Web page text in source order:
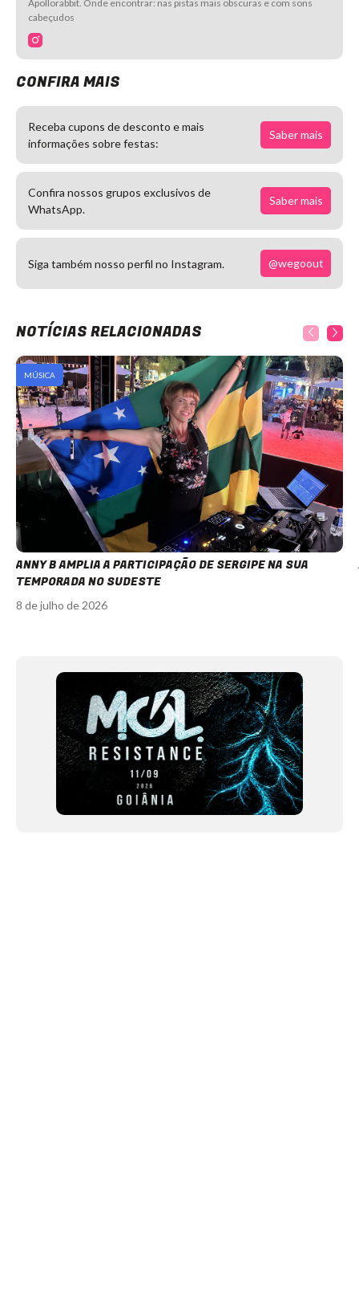
Apollorabbit. Onde encontrar: nas pistas mais obscuras e com sons
cabeçudos
CONFIRA MAIS
Receba cupons de desconto e mais
informações sobre festas:
Saber mais
Confira nossos grupos exclusivos de
WhatsApp.
Saber mais
Siga também nosso perfil no Instagram. @wegoout
NOTÍCIAS RELACIONADAS
MÚSICA
ANNY B AMPLIA A PARTICIPAÇÃO DE SERGIPE NA SUA
TEMPORADA NO SUDESTE
8 de julho de 2026